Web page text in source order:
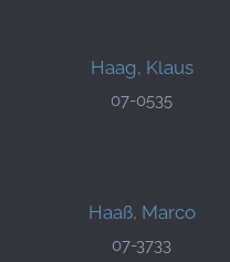
Haag, Klaus
07-0535
Haaß, Marco
07-3733